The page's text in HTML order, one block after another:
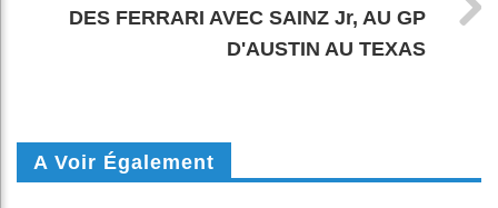
DES FERRARI AVEC SAINZ Jr, AU GP
D'AUSTIN AU TEXAS
A Voir Également